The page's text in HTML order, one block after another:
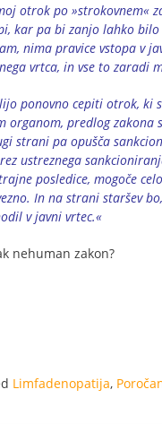
otrok po »strokovnem«
kar pa bi zanjo lahko
nima pravice vstopa v
vrtca, in vse to zaradi
ponovno cepiti otrok,
predlog zakona
strani pa opušča
ustreznega
posledice, mogoče
In na strani staršev
v javni vrtec.«
nehuman zakon?
Limfadenopatija,